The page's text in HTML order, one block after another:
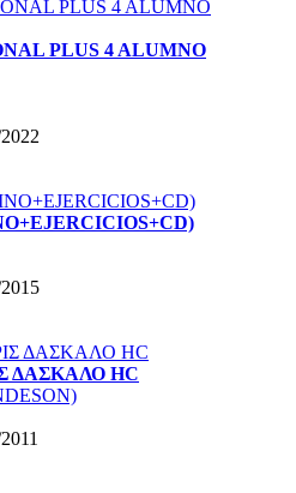
PLUS 4 ALUMNO
ΔΑΣΚΑΛΟ HC